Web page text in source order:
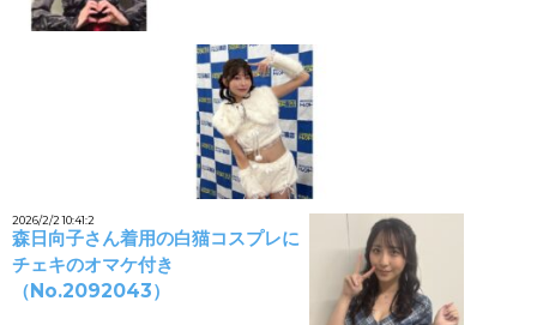
2026/2/2 10:41:2
森日向子さん着用の白猫コスプレに
チェキのオマケ付き
（No.2092043）